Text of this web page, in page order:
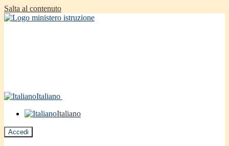
Salta al contenuto
Italiano
Italiano
Accedi